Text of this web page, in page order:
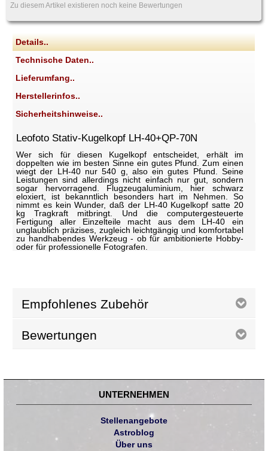
Zu diesem Artikel existieren noch keine Bewertungen
Details..
Technische Daten..
Lieferumfang..
Herstellerinfos..
Sicherheitshinweise..
Leofoto Stativ-Kugelkopf LH-40+QP-70N
Wer sich für diesen Kugelkopf entscheidet, erhält im
doppelten wie im besten Sinne ein gutes Pfund. Zum einen
wiegt der LH-40 nur 540 g, also ein gutes Pfund. Seine
Leistungen sind allerdings nicht einfach nur gut, sondern
sogar hervorragend. Flugzeugaluminium, hier schwarz
eloxiert, ist bekanntlich besonders hart im Nehmen. So
nimmt es kein Wunder, daß der LH-40 Kugelkopf satte 20
kg Tragkraft mitbringt. Und die computergesteuerte
Fertigung aller Einzelteile macht aus dem LH-40 ein
unglaublich präzises, zugleich leichtgängig und komfortabel
zu handhabendes Werkzeug - ob für ambitionierte Hobby-
oder für professionelle Fotografen.
Empfohlenes Zubehör
Bewertungen
UNTERNEHMEN
Stellenangebote
Astroblog
Über uns